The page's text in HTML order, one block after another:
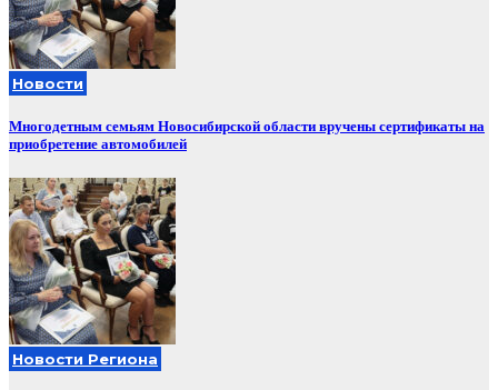
Новости
Многодетным семьям Новосибирской области вручены сертификаты на
приобретение автомобилей
Новости Региона